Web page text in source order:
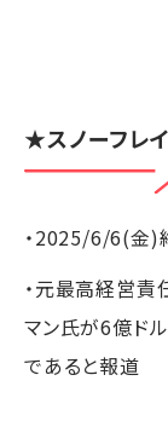
★スノーフレ
・2025/6/6(金)
・元最高経営責
マン氏が6億ド
であると報道